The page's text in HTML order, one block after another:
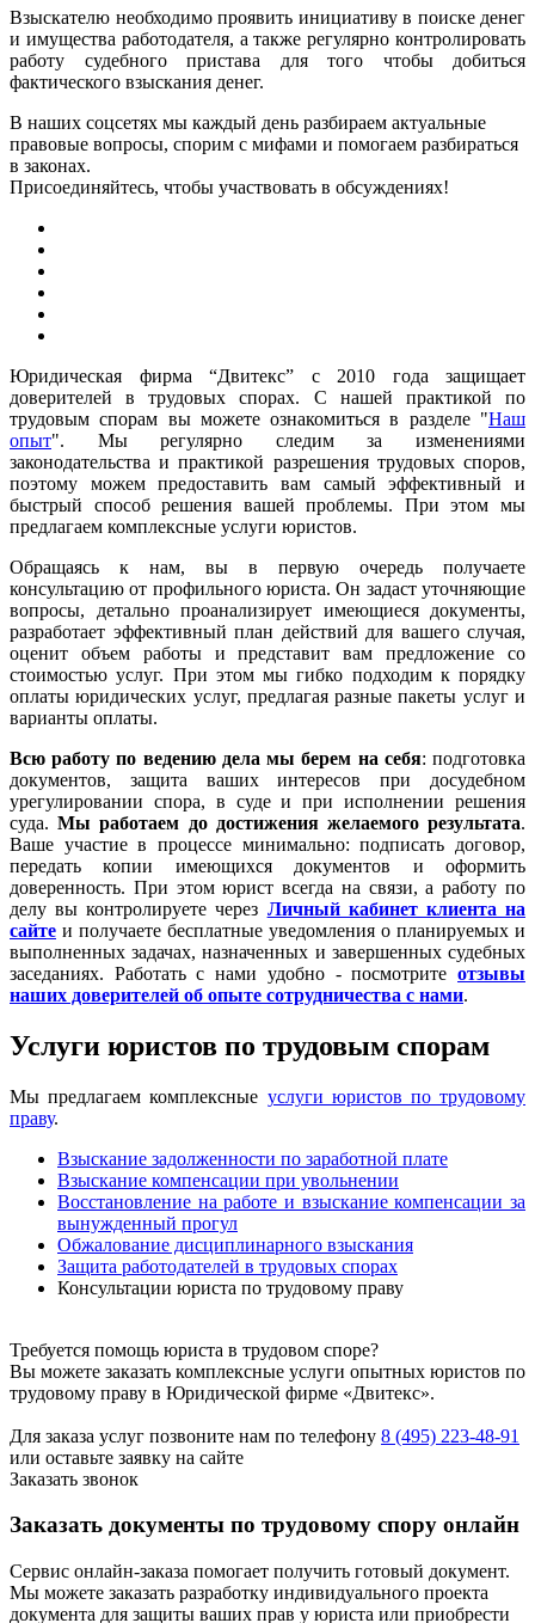
Взыскателю необходимо проявить инициативу в поиске денег
и имущества работодателя, а также регулярно контролировать
работу судебного пристава для того чтобы добиться
фактического взыскания денег.
В наших соцсетях мы каждый день разбираем актуальные
правовые вопросы, спорим с мифами и помогаем разбираться
в законах.
Присоединяйтесь, чтобы участвовать в обсуждениях!
Юридическая фирма “Двитекс” с 2010 года защищает
доверителей в трудовых спорах. С нашей практикой по
трудовым спорам вы можете ознакомиться в разделе "Наш
опыт". Мы регулярно следим за изменениями
законодательства и практикой разрешения трудовых споров,
поэтому можем предоставить вам самый эффективный и
быстрый способ решения вашей проблемы. При этом мы
предлагаем комплексные услуги юристов.
Обращаясь к нам, вы в первую очередь получаете
консультацию от профильного юриста. Он задаст уточняющие
вопросы, детально проанализирует имеющиеся документы,
разработает эффективный план действий для вашего случая,
оценит объем работы и представит вам предложение со
стоимостью услуг. При этом мы гибко подходим к порядку
оплаты юридических услуг, предлагая разные пакеты услуг и
варианты оплаты.
Всю работу по ведению дела мы берем на себя: подготовка
документов, защита ваших интересов при досудебном
урегулировании спора, в суде и при исполнении решения
суда.Мы работаем до достижения желаемого результата.
Ваше участие в процессе минимально: подписать договор,
передать копии имеющихся документов и оформить
доверенность. При этом юрист всегда на связи, а работу по
делу вы контролируете через Личный кабинет клиента на
сайте и получаете бесплатные уведомления о планируемых и
выполненных задачах, назначенных и завершенных судебных
заседаниях. Работать с нами удобно - посмотрите отзывы
наших доверителей об опыте сотрудничества с нами.
Услуги юристов по трудовым спорам
Мы предлагаем комплексные услуги юристов по трудовому
праву.
Взыскание задолженности по заработной плате
Взыскание компенсации при увольнении
Восстановление на работе и взыскание компенсации за
вынужденный прогул
Обжалование дисциплинарного взыскания
Защита работодателей в трудовых спорах
Консультации юриста по трудовому праву
Требуется помощь юриста в трудовом споре?
Вы можете заказать комплексные услуги опытных юристов по
трудовому праву в Юридической фирме «Двитекс».
Для заказа услуг позвоните нам по телефону 8 (495) 223-48-91
или оставьте заявку на сайте
Заказать звонок
Заказать документы по трудовому спору онлайн
Сервис онлайн-заказа помогает получить готовый документ.
Мы можете заказать разработку индивидуального проекта
документа для защиты ваших прав у юриста или приобрести